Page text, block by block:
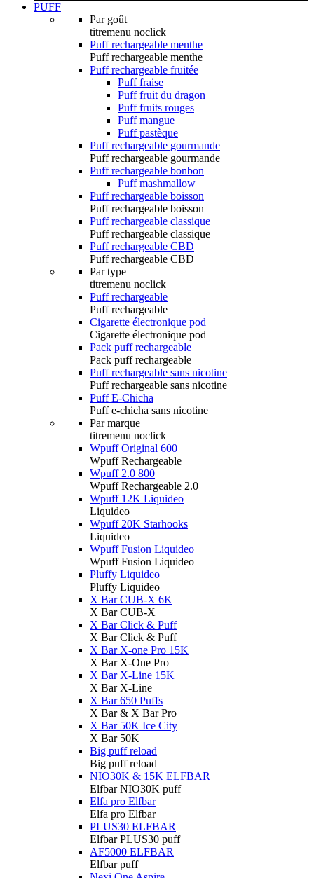
PUFF
Par goût
titremenu noclick
Puff rechargeable menthe
Puff rechargeable menthe
Puff rechargeable fruitée
Puff fraise
Puff fruit du dragon
Puff fruits rouges
Puff mangue
Puff pastèque
Puff rechargeable gourmande
Puff rechargeable gourmande
Puff rechargeable bonbon
Puff mashmallow
Puff rechargeable boisson
Puff rechargeable boisson
Puff rechargeable classique
Puff rechargeable classique
Puff rechargeable CBD
Puff rechargeable CBD
Par type
titremenu noclick
Puff rechargeable
Puff rechargeable
Cigarette électronique pod
Cigarette électronique pod
Pack puff rechargeable
Pack puff rechargeable
Puff rechargeable sans nicotine
Puff rechargeable sans nicotine
Puff E-Chicha
Puff e-chicha sans nicotine
Par marque
titremenu noclick
Wpuff Original 600
Wpuff Rechargeable
Wpuff 2.0 800
Wpuff Rechargeable 2.0
Wpuff 12K Liquideo
Liquideo
Wpuff 20K Starhooks
Liquideo
Wpuff Fusion Liquideo
Wpuff Fusion Liquideo
Pluffy Liquideo
Pluffy Liquideo
X Bar CUB-X 6K
X Bar CUB-X
X Bar Click & Puff
X Bar Click & Puff
X Bar X-one Pro 15K
X Bar X-One Pro
X Bar X-Line 15K
X Bar X-Line
X Bar 650 Puffs
X Bar & X Bar Pro
X Bar 50K Ice City
X Bar 50K
Big puff reload
Big puff reload
NIO30K & 15K ELFBAR
Elfbar NIO30K puff
Elfa pro Elfbar
Elfa pro Elfbar
PLUS30 ELFBAR
Elfbar PLUS30 puff
AF5000 ELFBAR
Elfbar puff